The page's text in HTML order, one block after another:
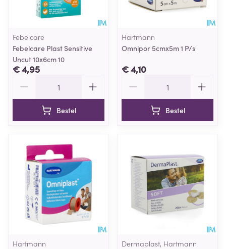
Febelcare
Febelcare Plast Sensitive
Uncut 10x6cm 10
€ 4,95
Bestel
Hartmann
Omnipor 5cmx5m 1 P/s
€ 4,10
Bestel
Hartmann
Dermaplast, Hartmann